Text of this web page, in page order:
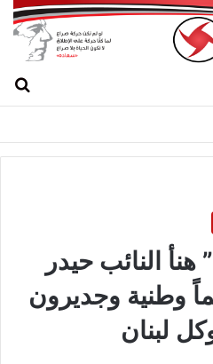
عيد الجيش
النائب حيدر
وطنية وجديرون
لبنان